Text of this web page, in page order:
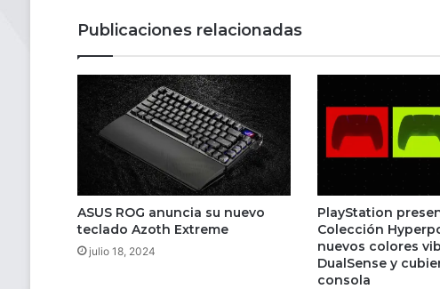
PS5
estas
fiestas
Publicaciones relacionadas
ASUS ROG anuncia su nuevo
teclado Azoth Extreme
julio 18, 2024
PlayStation
Colección
nuevos colores
DualSense y
consola